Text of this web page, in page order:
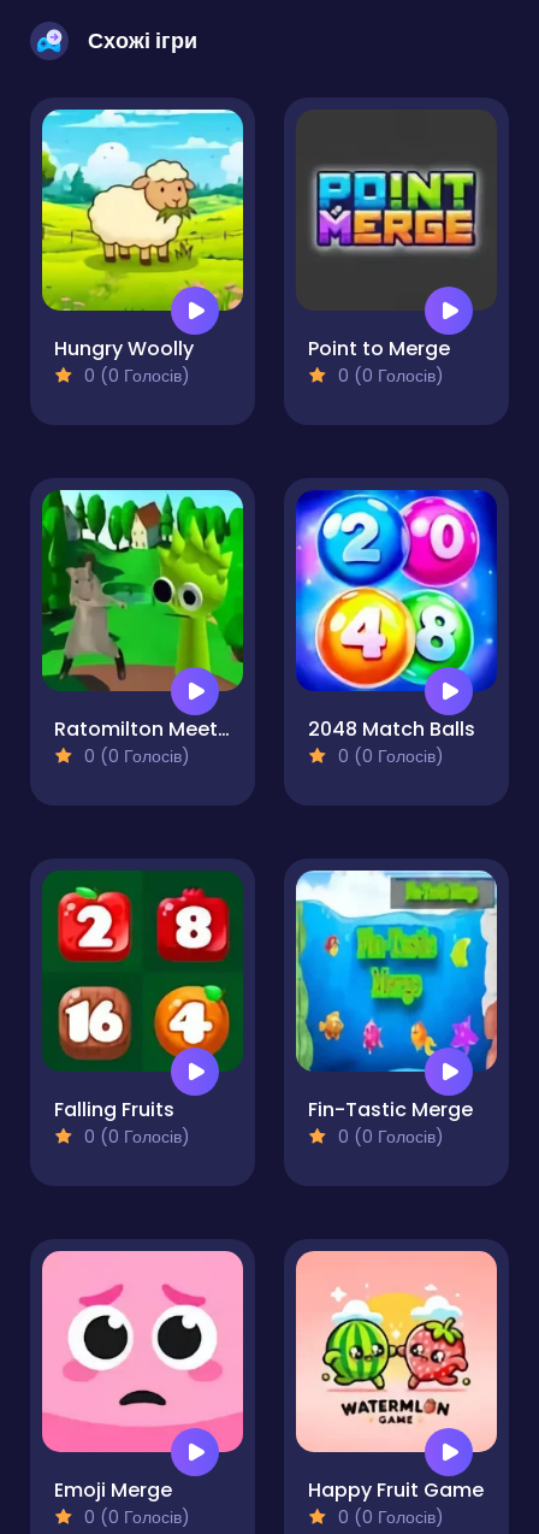
Схожі ігри
Hungry Woolly
0 (0 Голосів)
Point to Merge
0 (0 Голосів)
Ratomilton Meets Sprunki Physics Puzzle Adventure
0 (0 Голосів)
2048 Match Balls
0 (0 Голосів)
Falling Fruits
0 (0 Голосів)
Fin-Tastic Merge
0 (0 Голосів)
Emoji Merge
0 (0 Голосів)
Happy Fruit Game
0 (0 Голосів)